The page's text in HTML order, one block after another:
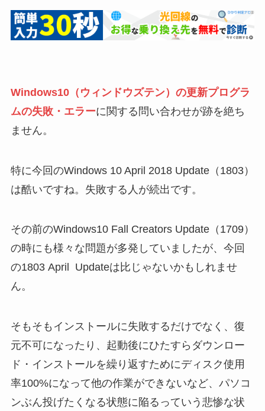
Windows10（ウィンドウズテン）の更新プログラ
ムの失敗・エラーに関する問い合わせが跡を絶ち
ません。
特に今回のWindows 10 April 2018 Update（1803）
は酷いですね。失敗する人が続出です。
その前のWindows10 Fall Creators Update（1709）
の時にも様々な問題が多発していましたが、今回
の1803 April Updateは比じゃないかもしれませ
ん。
そもそもインストールに失敗するだけでなく、復
元不可になったり、起動後にひたすらダウンロー
ド・インストールを繰り返すためにディスク使用
率100%になって他の作業ができないなど、パソコ
ンぶん投げたくなる状態に陥るっていう悲惨な状